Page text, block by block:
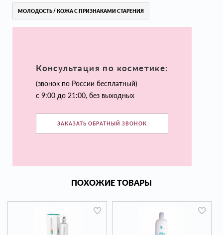
МОЛОДОСТЬ / КОЖА С ПРИЗНАКАМИ СТАРЕНИЯ
Консультация по косметике:
(звонок по России бесплатный)
с 9:00 до 21:00, без выходных
ЗАКАЗАТЬ ОБРАТНЫЙ ЗВОНОК
ПОХОЖИЕ ТОВАРЫ